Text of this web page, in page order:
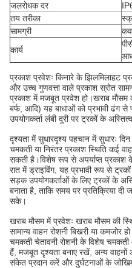
जलरोधक दर
तय तरीका
सामग्री
कार्य
प्रकाश प्रवेशः किनारे के झिलमिलाहट
और उच्च गुणवत्ता वाले प्रकाश स्रोत
प्रकाश में मजबूत प्रवेश हो।खराब मौसम
बर्फ, आदि) यह बाधाओं को प्रभावी ढंग
उपयोगकर्ता लंबी दूरी पर ट्रकों के
दृश्यता में सुधारदृश्य पहचान में सुधारः दिन
चमकती या निरंतर प्रकाश स्थिति कई
सकती है।विशेष रूप से अपर्याप्त
रात में ड्राइविंग, यह प्रभावी रूप से
सड़क उपयोगकर्ताओं के लिए ट्रकों के
बनाता है, ताकि समय पर प्रतिक्रिया
सके।
खराब मौसम में प्रवेशः खराब मौसम की
सामान्य वाहन रोशनी बिखरी या
चमकती चेतावनी रोशनी के विशेष
हैं, मजबूत दृश्यता बनाए रखें, अन्य वाहनों
संकेत प्रदान करें और दुर्घटनाओं के